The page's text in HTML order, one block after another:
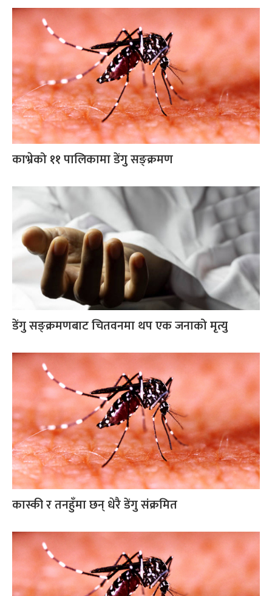
काभ्रेको ११ पालिकामा डेंगु सङ्क्रमण
डेंगु सङ्क्रमणबाट चितवनमा थप एक जनाको मृत्यु
कास्की र तनहुँमा छन् धेरै डेंगु संक्रमित